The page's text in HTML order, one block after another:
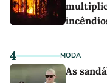
4 MODA
As